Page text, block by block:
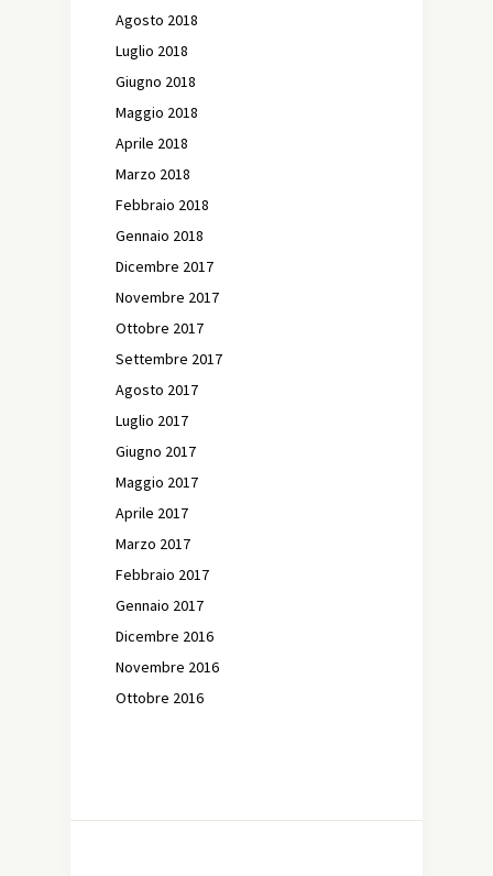
Agosto 2018
Luglio 2018
Giugno 2018
Maggio 2018
Aprile 2018
Marzo 2018
Febbraio 2018
Gennaio 2018
Dicembre 2017
Novembre 2017
Ottobre 2017
Settembre 2017
Agosto 2017
Luglio 2017
Giugno 2017
Maggio 2017
Aprile 2017
Marzo 2017
Febbraio 2017
Gennaio 2017
Dicembre 2016
Novembre 2016
Ottobre 2016